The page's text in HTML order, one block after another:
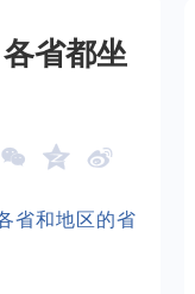
省都坐
  
省和地区的省